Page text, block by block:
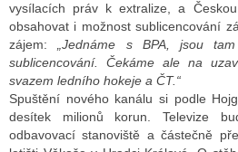
vysílacích práv k extralize, a
obsahovat i možnost sublicencování
zájem:
„Jednáme s BPA, jsou
sublicencování. Čekáme ale na
svazem ledního hokeje a ČT.“
Spuštění nového kanálu si podle
desítek milionů korun. Televize
odbavovací stanoviště a částečně